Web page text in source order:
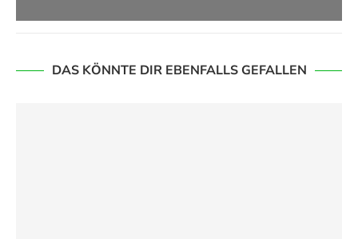
DAS KÖNNTE DIR EBENFALLS GEFALLEN